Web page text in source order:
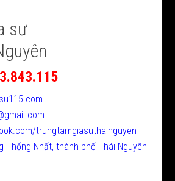
sư
trungtamgiasuthainguyen
Thống Nhất, thành phố Thái Nguyên